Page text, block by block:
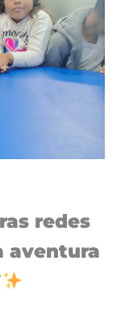
redes
aventura